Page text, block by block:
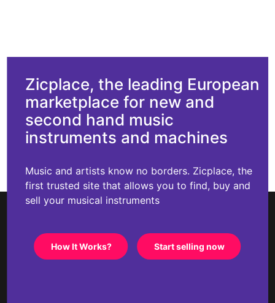
Zicplace, the leading European
marketplace for new and
second hand music
instruments and machines
Music and artists know no borders. Zicplace, the
first trusted site that allows you to find, buy and
sell your musical instruments
How It Works? Start selling now